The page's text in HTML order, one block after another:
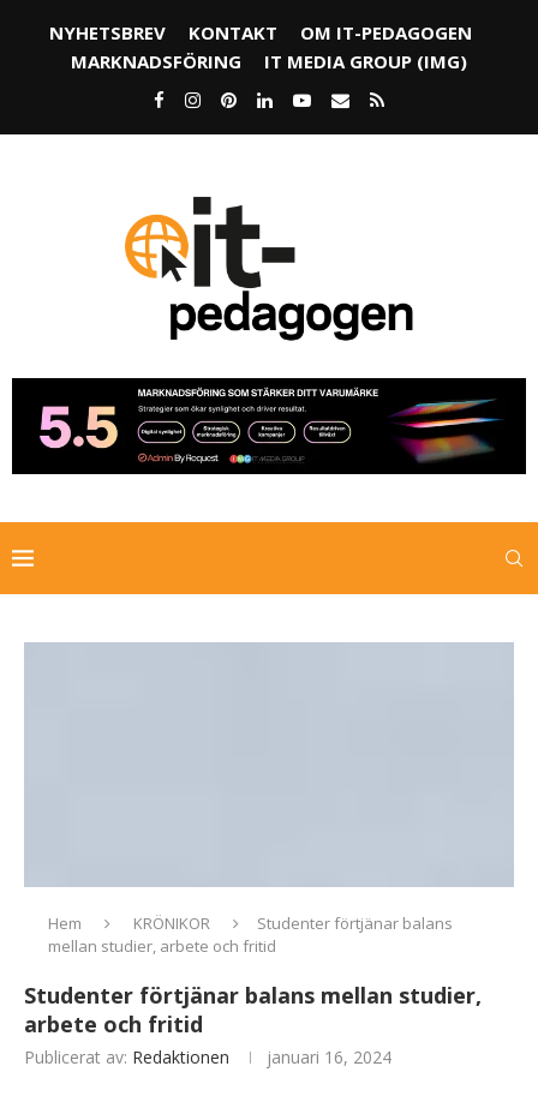
NYHETSBREV KONTAKT
OM IT-PEDAGOGEN
MARKNADSFÖRING
IT MEDIA GROUP (IMG)
Hem KRÖNIKOR
Studenter förtjänar balans
mellan studier, arbete och fritid
Studenter förtjänar balans mellan studier,
arbete och fritid
Publicerat av: Redaktionen januari 16, 2024